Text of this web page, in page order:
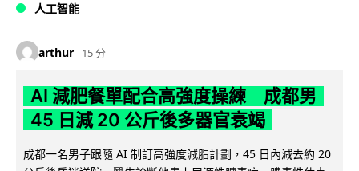
人工智能
arthur 15 分
AI 減肥餐單配合高強度操練 成都男
45 日減 20 公斤後多器官衰竭
成都一名男子跟隨 AI 制訂高強度減脂計劃，45 日內減去約 20